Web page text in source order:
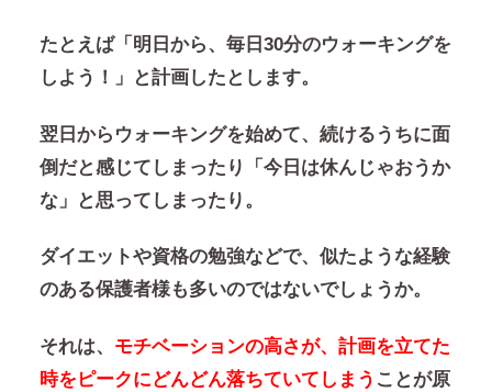
たとえば「明日から、毎日30分のウォーキングを
しよう！」と計画したとします。
翌日からウォーキングを始めて、続けるうちに面
倒だと感じてしまったり「今日は休んじゃおうか
な」と思ってしまったり。
ダイエットや資格の勉強などで、似たような経験
のある保護者様も多いのではないでしょうか。
それは、 モチベーションの高さが、計画を立てた
時をピークにどんどん落ちていてしまう ことが原